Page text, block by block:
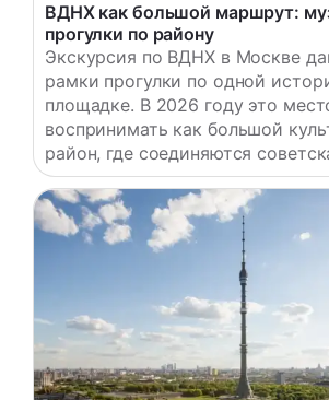
ВДНХ как большой маршрут:
прогулки по району
Экскурсия по ВДНХ в Москве
рамки прогулки по одной
площадке. В 2026 году это
воспринимать как большой
район, где соединяются
архитектура, музеи, тема
взрослые линии, ландшафтные
соседние локации. Поэтому
вопрос звучит не как «что
за час», а как «какую именно
историческую,…